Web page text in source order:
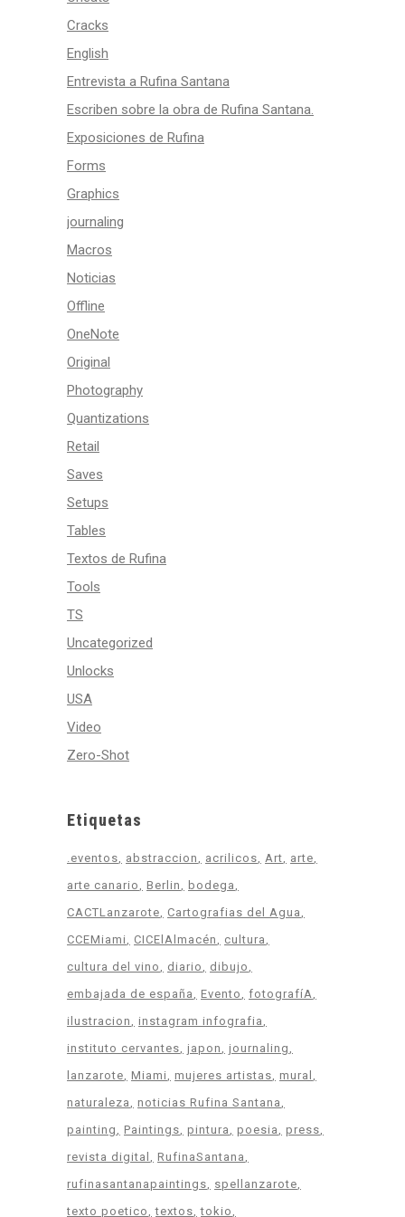
Cracks
English
Entrevista a Rufina Santana
Escriben sobre la obra de Rufina Santana.
Exposiciones de Rufina
Forms
Graphics
journaling
Macros
Noticias
Offline
OneNote
Original
Photography
Quantizations
Retail
Saves
Setups
Tables
Textos de Rufina
Tools
TS
Uncategorized
Unlocks
USA
Video
Zero-Shot
Etiquetas
.eventos abstraccion acrilicos Art
arte
arte canario
Berlin
bodega
CACTLanzarote
Cartografias del Agua
CCEMiami
CICElAlmacén
cultura
cultura del vino
diario
dibujo
embajada de españa
Evento
fotografíA
ilustracion
instagram infografia
instituto cervantes japon
journaling
lanzarote Miami mujeres artistas mural
naturaleza
noticias Rufina Santana
painting
Paintings pintura poesia
press
revista digital
RufinaSantana
rufinasantanapaintings
spellanzarote
texto poetico
textos tokio